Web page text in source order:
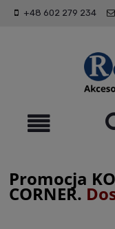
+48 602 279 234
Promocja
CORNER.